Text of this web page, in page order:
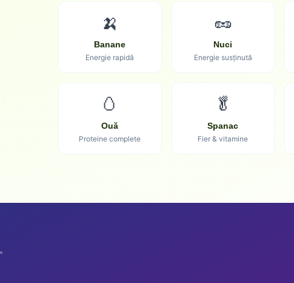
🍌
Banane
Energie rapidă
🥜
Nuci
Energie susținută
🥚
Ouă
Proteine complete
🥬
Spanac
Fier & vitamine